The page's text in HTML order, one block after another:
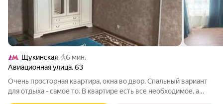
Щукинская
6 мин.
Авиационная улица,63
Очень просторная квартира, окна во двор. Спальный вариант
для отдыха - самое то. В квартире есть все необходимое, а